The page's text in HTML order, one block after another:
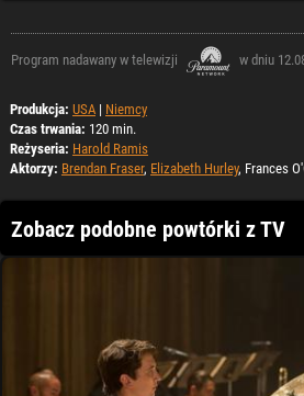
Program nadawany w telewizji w dniu
Produkcja: USA | Niemcy
Czas trwania: 120 min.
Reżyseria: Harold Ramis
Aktorzy: Brendan Fraser, Elizabeth Hurley, Frances
Zobacz podobne powtórki z TV